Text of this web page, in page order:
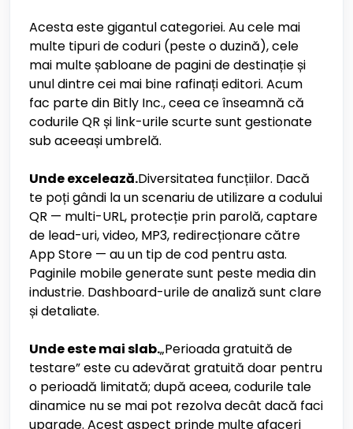
Acesta este gigantul categoriei. Au cele mai
multe tipuri de coduri (peste o duzină), cele
mai multe șabloane de pagini de destinație și
unul dintre cei mai bine rafinați editori. Acum
fac parte din Bitly Inc., ceea ce înseamnă că
codurile QR și link-urile scurte sunt gestionate
sub aceeași umbrelă.
Unde excelează.Diversitatea funcțiilor. Dacă
te poți gândi la un scenariu de utilizare a codului
QR — multi-URL, protecție prin parolă, captare
de lead-uri, video, MP3, redirecționare către
App Store — au un tip de cod pentru asta.
Paginile mobile generate sunt peste media din
industrie. Dashboard-urile de analiză sunt clare
și detaliate.
Unde este mai slab.„Perioada gratuită de
testare” este cu adevărat gratuită doar pentru
o perioadă limitată; după aceea, codurile tale
dinamice nu se mai pot rezolva decât dacă faci
upgrade. Acest aspect prinde multe afaceri